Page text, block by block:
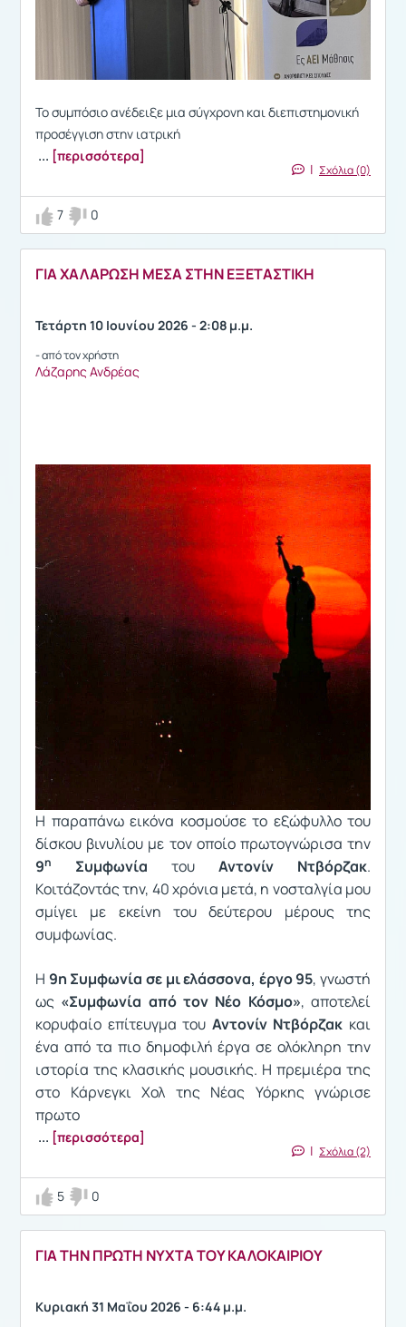
Το συμπόσιο ανέδειξε μια σύγχρονη και διεπιστημονική
προσέγγιση στην ιατρική
... [περισσότερα]
| Σχόλια (0)
7 0
ΓΙΑ ΧΑΛΑΡΩΣΗ ΜΕΣΑ ΣΤΗΝ ΕΞΕΤΑΣΤΙΚΗ
Τετάρτη 10 Ιουνίου 2026 - 2:08 μ.μ.
- από τον χρήστη
Λάζαρης Ανδρέας
H παραπάνω εικόνα κοσμούσε το εξώφυλλο του
δίσκου βινυλίου με τον οποίο πρωτογνώρισα την
9η Συμφωνία του Αντονίν Ντβόρζακ.
Κοιτάζοντάς την, 40 χρόνια μετά, η νοσταλγία μου
σμίγει με εκείνη του δεύτερου μέρους της
συμφωνίας.
Η 9η Συμφωνία σε μι ελάσσονα, έργο 95, γνωστή
ως «Συμφωνία από τον Νέο Κόσμο», αποτελεί
κορυφαίο επίτευγμα του Αντονίν Ντβόρζακ και
ένα από τα πιο δημοφιλή έργα σε ολόκληρη την
ιστορία της κλασικής μουσικής. Η πρεμιέρα της
στο Κάρνεγκι Χολ της Νέας Υόρκης γνώρισε
πρωτο
... [περισσότερα]
| Σχόλια (2)
5 0
ΓΙΑ ΤΗΝ ΠΡΩΤΗ ΝΥΧΤΑ ΤΟΥ ΚΑΛΟΚΑΙΡΙΟΥ
Κυριακή 31 Μαΐου 2026 - 6:44 μ.μ.